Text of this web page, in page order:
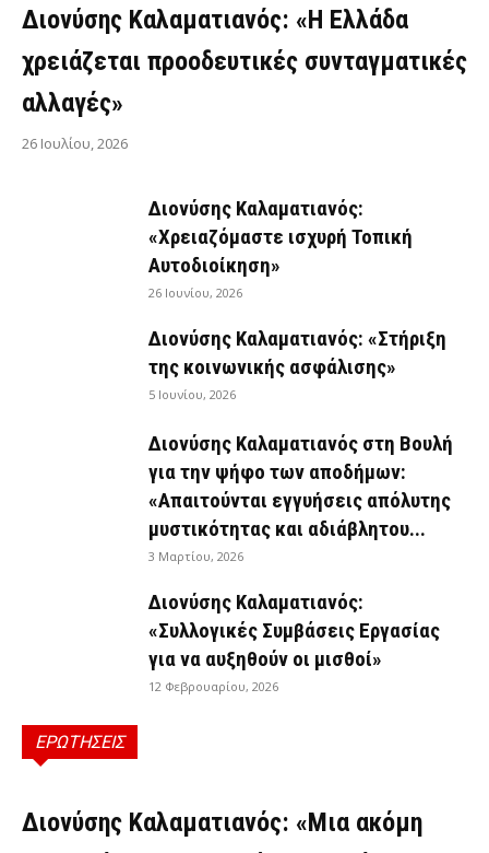
Διονύσης Καλαματιανός: «Η Ελλάδα
χρειάζεται προοδευτικές συνταγματικές
αλλαγές»
26 Ιουλίου, 2026
Διονύσης Καλαματιανός:
«Χρειαζόμαστε ισχυρή Τοπική
Αυτοδιοίκηση»
26 Ιουνίου, 2026
Διονύσης Καλαματιανός: «Στήριξη
της κοινωνικής ασφάλισης»
5 Ιουνίου, 2026
Διονύσης Καλαματιανός στη Βουλή
για την ψήφο των αποδήμων:
«Απαιτούνται εγγυήσεις απόλυτης
μυστικότητας και αδιάβλητου...
3 Μαρτίου, 2026
Διονύσης Καλαματιανός:
«Συλλογικές Συμβάσεις Εργασίας
για να αυξηθούν οι μισθοί»
12 Φεβρουαρίου, 2026
ΕΡΩΤΗΣΕΙΣ
ΕΡΩΤΉΣΕΙΣ
Διονύσης Καλαματιανός: «Μια ακόμη